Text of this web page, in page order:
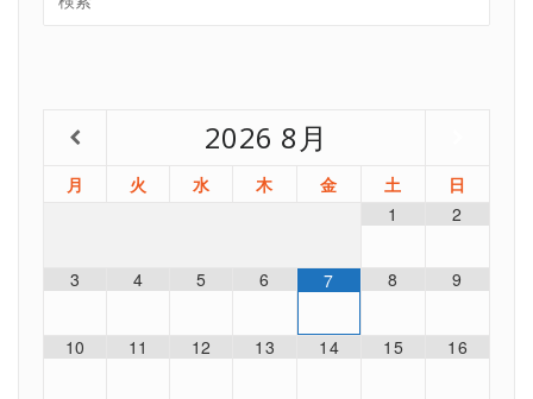
2026 8月
月 火 水 木 金 土
日
1
2
3 4 5 6 7 8 9
10 11 12 13 14 15 16